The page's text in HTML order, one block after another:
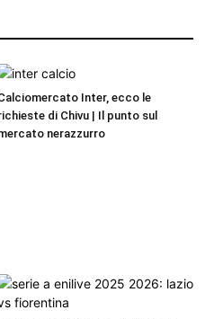
Inter, ecco le
di Chivu | Il punto sul
nerazzurro